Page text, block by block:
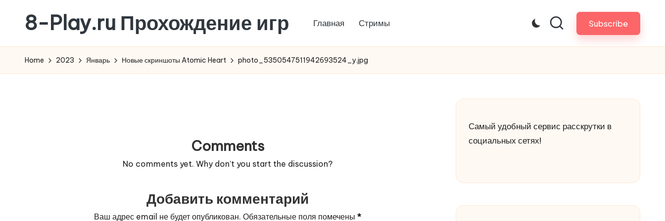
content
8-Play.ru Прохождение игр Главная Стримы Subscribe
Home 2023 Январь Новые скриншоты Atomic Heart photo_5350547511942693524_y.jpg
Comments
No comments yet. Why don’t you start the discussion?
Добавить комментарий
Ваш адрес email не будет опубликован. Обязательные поля помечены*
Самый удобный сервис расскрутки в
социальных сетях!